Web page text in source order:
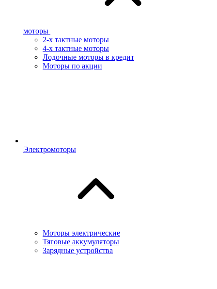
моторы
2-х тактные моторы
4-х тактные моторы
Лодочные моторы в кредит
Моторы по акции
Электромоторы
Моторы электрические
Тяговые аккумуляторы
Зарядные устройства